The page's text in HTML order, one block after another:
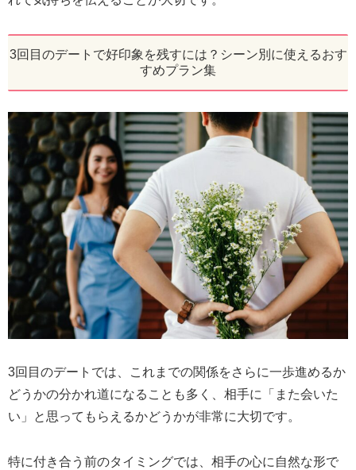
3回目のデートで好印象を残すには？シーン別に使えるおす
すめプラン集
3回目のデートでは、これまでの関係をさらに一歩進めるか
どうかの分かれ道になることも多く、相手に「また会いた
い」と思ってもらえるかどうかが非常に大切です。
特に付き合う前のタイミングでは、相手の心に自然な形で